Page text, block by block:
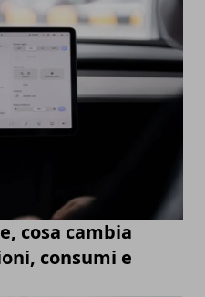
cosa cambia
consumi e